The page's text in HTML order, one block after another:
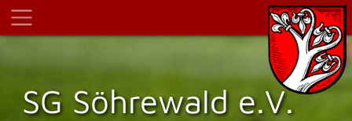
SG Söhrewald e.V.